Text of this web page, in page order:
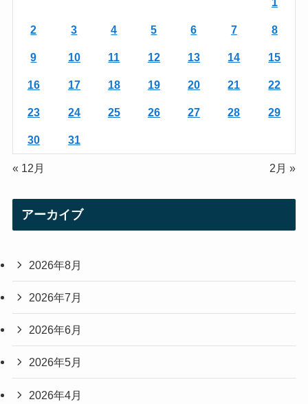
2 3 4 5 6 7 8
9 10 11 12 13 14 15
16 17 18 19 20 21 22
23 24 25 26 27 28 29
30 31
« 12月 2月 »
アーカイブ
2026年8月
2026年7月
2026年6月
2026年5月
2026年4月